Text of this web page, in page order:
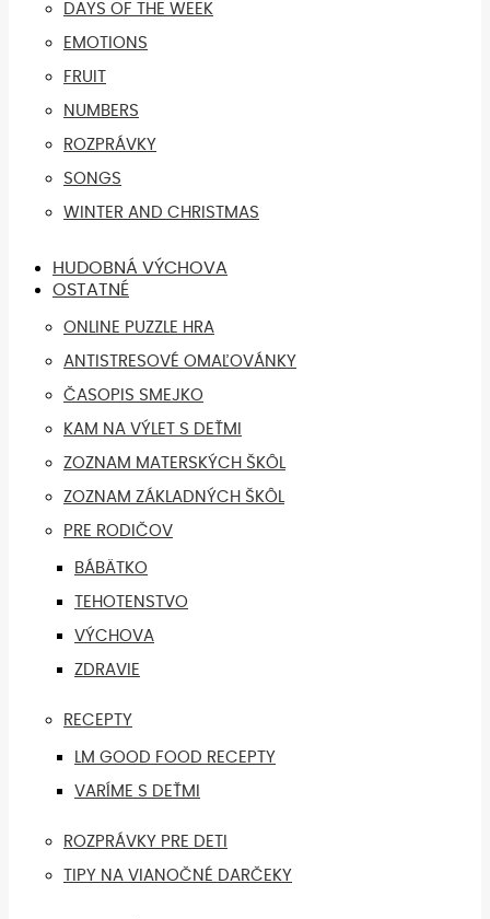
DAYS OF THE WEEK
EMOTIONS
FRUIT
NUMBERS
ROZPRÁVKY
SONGS
WINTER AND CHRISTMAS
HUDOBNÁ VÝCHOVA
OSTATNÉ
ONLINE PUZZLE HRA
ANTISTRESOVÉ OMAĽOVÁNKY
ČASOPIS SMEJKO
KAM NA VÝLET S DEŤMI
ZOZNAM MATERSKÝCH ŠKÔL
ZOZNAM ZÁKLADNÝCH ŠKÔL
PRE RODIČOV
BÁBÄTKO
TEHOTENSTVO
VÝCHOVA
ZDRAVIE
RECEPTY
LM GOOD FOOD RECEPTY
VARÍME S DEŤMI
ROZPRÁVKY PRE DETI
TIPY NA VIANOČNÉ DARČEKY